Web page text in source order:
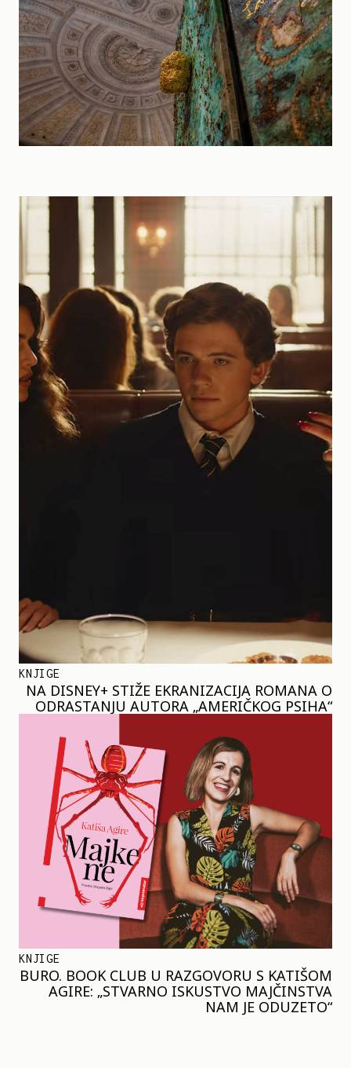
KNJIGE
NA DISNEY+ STIŽE EKRANIZACIJA ROMANA O
ODRASTANJU AUTORA „AMERIČKOG PSIHA“
KNJIGE
BURO. BOOK CLUB U RAZGOVORU S KATIŠOM
AGIRE: „STVARNO ISKUSTVO MAJČINSTVA
NAM JE ODUZETO“